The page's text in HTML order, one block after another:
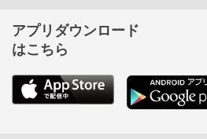
アプリダウンロード
はこちら